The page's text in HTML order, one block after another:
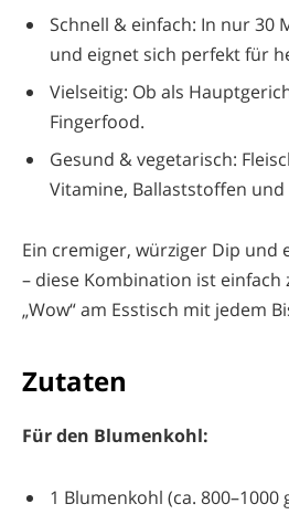
Schnell & einfach: In nur 30
und eignet sich perfekt für
Vielseitig: Ob als
Fingerfood.
Gesund & vegetarisch:
Vitamine, Ballaststoffen und
Ein cremiger, würziger Dip und
– diese Kombination ist einfach
„Wow“ am Esstisch mit jedem
Zutaten
Für den Blumenkohl:
1 Blumenkohl (ca. 800–1000